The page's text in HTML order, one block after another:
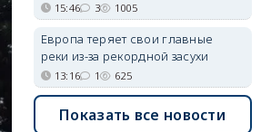
15:46 3 1005
Европа теряет свои главные
реки из-за рекордной засухи
13:16 1 625
Показать все новости